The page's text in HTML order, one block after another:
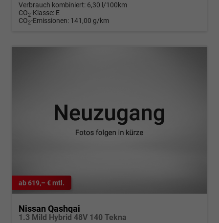
Verbrauch kombiniert: 6,30 l/100km
CO2-Klasse: E
CO2-Emissionen: 141,00 g/km
ab 619,– € mtl.
Nissan Qashqai
1.3 Mild Hybrid 48V 140 Tekna